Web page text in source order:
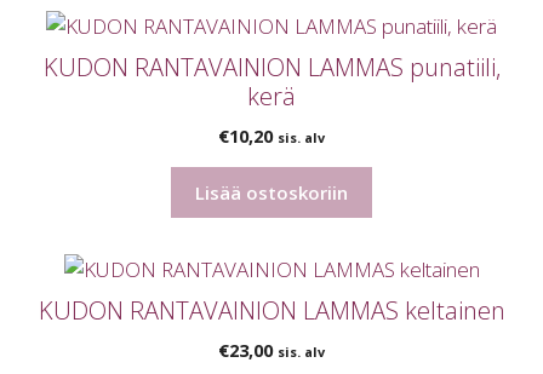
KUDON RANTAVAINION LAMMAS punatiili,
kerä
€10,20 sis. alv
Lisää ostoskoriin
KUDON RANTAVAINION LAMMAS keltainen
€23,00 sis. alv